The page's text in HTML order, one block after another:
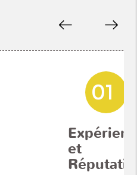
01
et
compétence.